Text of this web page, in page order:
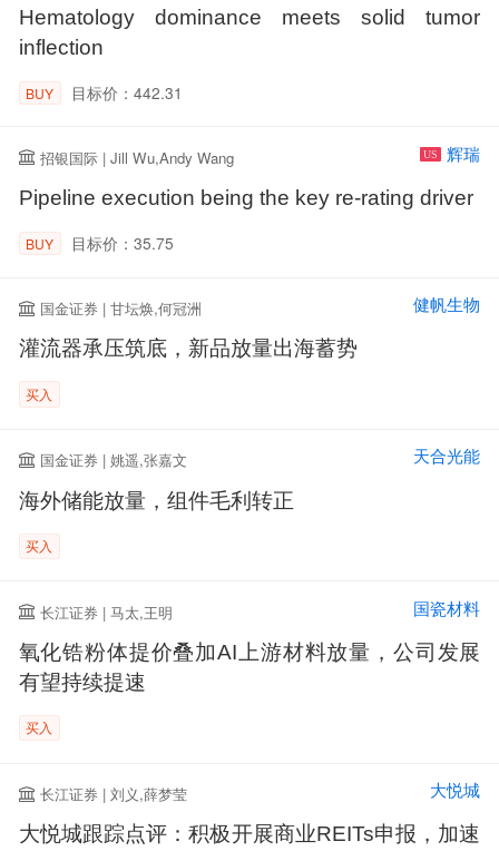
Hematology dominance meets solid tumor
inflection
BUY 目标价：442.31
招银国际 | Jill Wu,Andy Wang US 辉瑞
Pipeline execution being the key re-rating driver
BUY 目标价：35.75
国金证券 | 甘坛焕,何冠洲 健帆生物
灌流器承压筑底，新品放量出海蓄势
买入
国金证券 | 姚遥,张嘉文 天合光能
海外储能放量，组件毛利转正
买入
长江证券 | 马太,王明 国瓷材料
氧化锆粉体提价叠加AI上游材料放量，公司发展
有望持续提速
买入
长江证券 | 刘义,薛梦莹 大悦城
大悦城跟踪点评：积极开展商业REITs申报，加速